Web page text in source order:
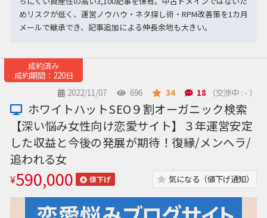
めリスクが低く、運営ノウハウ・ネタ探し術・RPM改善策を1カ月
メールで継承でき、記事追加による伸長余地も大きい。
成約済み
成約期間：220日
2022/11/07
696 34 18 （交渉中 : - ）
ホワイトハットSEO９割オーガニック検索
【深い悩み女性向け恋愛サイト】３年運営安定
した収益と今後の発展が期待！復縁/メンヘラ/
追われる女
¥590,000 値下げ 気になる（値下げ通知）